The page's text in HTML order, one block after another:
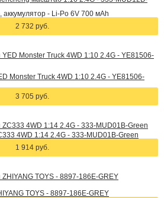
аккумулятор - Li-Po 6V 700 мАh
2 732 руб.
Monster Truck 4WD 1:10 2.4G - YE81506-
3 705 руб.
4WD 1:14 2.4G - 333-MUD01B-Green
1 914 руб.
TOYS - 8897-186E-GREY